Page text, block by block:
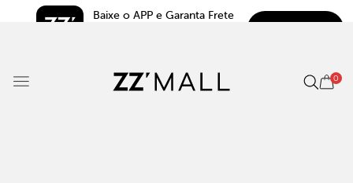
Baixe o APP e Garanta Frete
0